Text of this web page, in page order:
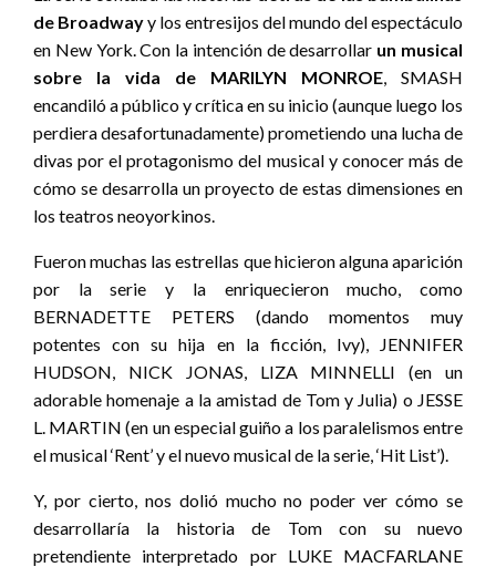
de Broadwayy los entresijos del mundo del espectáculo
en New York. Con la intención de desarrollar un musical
sobre la vida de MARILYN MONROE, SMASH
encandiló a público y crítica en su inicio (aunque luego los
perdiera desafortunadamente) prometiendo una lucha de
divas por el protagonismo del musical y conocer más de
cómo se desarrolla un proyecto de estas dimensiones en
los teatros neoyorkinos.
Fueron muchas las estrellas que hicieron alguna aparición
por la serie y la enriquecieron mucho, como
BERNADETTE PETERS (dando momentos muy
potentes con su hija en la ficción, Ivy), JENNIFER
HUDSON, NICK JONAS, LIZA MINNELLI (en un
adorable homenaje a la amistad de Tom y Julia) o JESSE
L. MARTIN (en un especial guiño a los paralelismos entre
el musical ‘Rent’ y el nuevo musical de la serie, ‘Hit List’).
Y, por cierto, nos dolió mucho no poder ver cómo se
desarrollaría la historia de Tom con su nuevo
pretendiente interpretado por LUKE MACFARLANE